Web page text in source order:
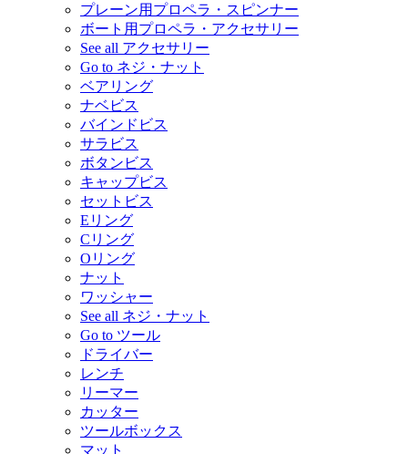
プレーン用プロペラ・スピンナー
ボート用プロペラ・アクセサリー
See all アクセサリー
Go to ネジ・ナット
ベアリング
ナベビス
バインドビス
サラビス
ボタンビス
キャップビス
セットビス
Eリング
Cリング
Oリング
ナット
ワッシャー
See all ネジ・ナット
Go to ツール
ドライバー
レンチ
リーマー
カッター
ツールボックス
マット